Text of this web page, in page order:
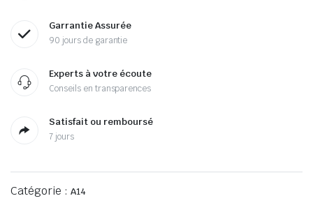
Garrantie Assurée
90 jours de garantie
Experts à votre écoute
Conseils en transparences
Satisfait ou remboursé
7 jours
Catégorie : A14